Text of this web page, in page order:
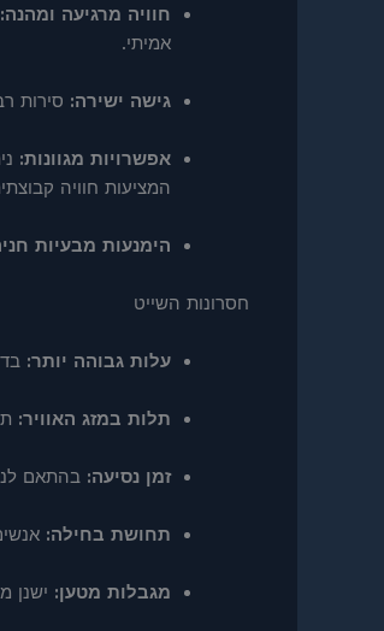
חוויה מרגיעה ומהנה:
אמיתי.
גישה ישירה: סירות
אפשרויות מגוונות:
המציעות חוויה
הימנעות מבעיות
חסרונות השייט
עלות גבוהה יותר:
תלות במזג האוויר:
זמן נסיעה: בהתאם
תחושת בחילה:
מגבלות מטען: ישנן